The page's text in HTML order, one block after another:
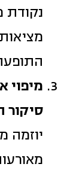
נקודת
מיפוי
סיקור
יוזמה